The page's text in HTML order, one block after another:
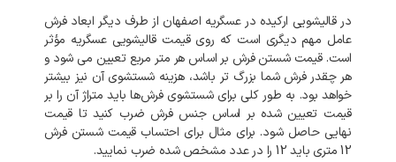
در قالیشویی ارکیده در عسگریه اصفهان از طرف دیگر ابعاد فرش
عامل مهم دیگری است که روی قیمت قالیشویی عسگریه مؤثر
است.قیمت شستن فرش بر اساس هر متر مربع تعیین می شود و
هر چقدر فرش شما بزرگ تر باشد، هزینه شستشوی آن نیز بیشتر
خواهد بود. به طور کلی برای شستشوی فرش‌ها باید متراژ آن را بر
قیمت تعیین شده بر اساس جنس فرش ضرب کنید تا قیمت
نهایی حاصل شود. برای مثال برای احتساب قیمت شستن فرش
12 متری باید12 را درعدد مشخص شده ضرب نمایید.